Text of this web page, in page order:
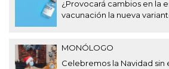
¿Provocará cambios en la
vacunación la nueva
MONÓLOGO
Celebremos la Navidad sin